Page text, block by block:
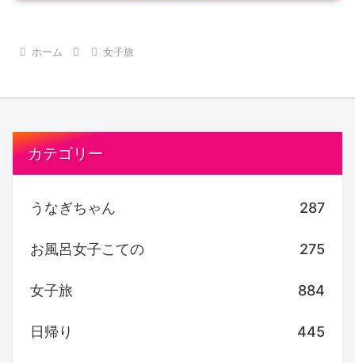
ホーム 女子旅
カテゴリー
うなぎちゃん 287
お風呂女子こての 275
女子旅 884
日帰り 445